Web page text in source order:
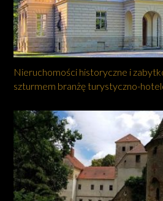
Nieruchomości historyczne i
szturmem branżę turystyczno-